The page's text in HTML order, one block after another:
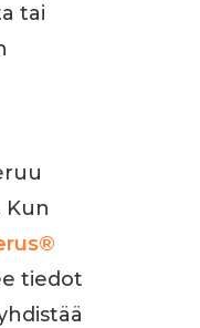
tai
tiedot